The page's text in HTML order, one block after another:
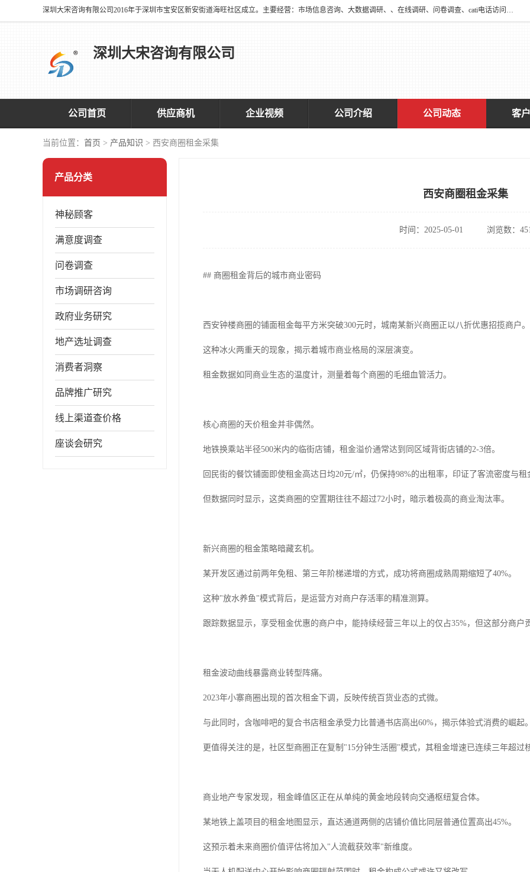
深圳大宋咨询有限公司2016年于深圳市宝安区新安街道海旺社区成立。主要经营：市场信息咨询、大数据调研、、在线调研、问卷调查、cati电话访问、神秘顾客调查、广告效果评估、消费者调查、大数据采集分析等，从事广告业务、国内贸易、数据采集、数据处理；公共文明测评。
深圳大宋咨询有限公司
公司首页 供应商机 企业视频 公司介绍 公司动态 客
当前位置： 首页 > 产品知识 > 西安商圈租金采集
产品分类
神秘顾客
满意度调查
问卷调查
市场调研咨询
政府业务研究
地产选址调查
消费者洞察
品牌推广研究
线上渠道查价格
座谈会研究
西安商圈租金采集
时间：2025-05-01 浏览数：
## 商圈租金背后的城市商业密码
西安钟楼商圈的铺面租金每平方米突破300元时，城南某新兴商圈正以八折优惠招揽商户。
这种冰火两重天的现象，揭示着城市商业格局的深层演变。
租金数据如同商业生态的温度计，测量着每个商圈的毛细血管活力。
核心商圈的天价租金并非偶然。
地铁换乘站半径500米内的临街店铺，租金溢价通常达到同区域背街店铺的2-3倍。
回民街的餐饮铺面即使租金高达日均20元/㎡，仍保持98%的出租率，印证了客流密度与租
但数据同时显示，这类商圈的空置期往往不超过72小时，暗示着极高的商业淘汰率。
新兴商圈的租金策略暗藏玄机。
某开发区通过前两年免租、第三年阶梯递增的方式，成功将商圈成熟周期缩短了40%。
这种"放水养鱼"模式背后，是运营方对商户存活率的精准测算。
跟踪数据显示，享受租金优惠的商户中，能持续经营三年以上的仅占35%，但这部分商户
租金波动曲线暴露商业转型阵痛。
2023年小寨商圈出现的首次租金下调，反映传统百货业态的式微。
与此同时，含咖啡吧的复合书店租金承受力比普通书店高出60%，揭示体验式消费的崛起。
更值得关注的是，社区型商圈正在复制"15分钟生活圈"模式，其租金增速已连续三年超过
商业地产专家发现，租金峰值区正在从单纯的黄金地段转向交通枢纽复合体。
某地铁上盖项目的租金地图显示，直达通道两侧的店铺价值比同层普通位置高出45%。
这预示着未来商圈价值评估将加入"人流截获效率"新维度。